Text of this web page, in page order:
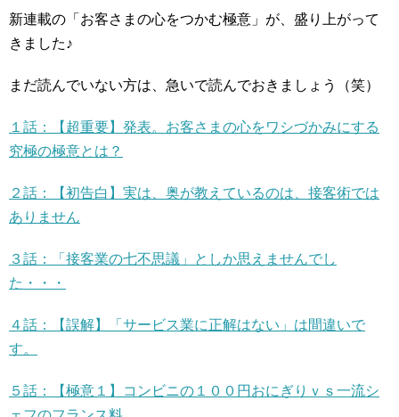
新連載の「お客さまの心をつかむ極意」が、盛り上がって
きました♪
まだ読んでいない方は、急いで読んでおきましょう（笑）
１話：【超重要】発表。お客さまの心をワシづかみにする
究極の極意とは？
２話：【初告白】実は、奥が教えているのは、接客術では
ありません
３話：「接客業の七不思議」としか思えませんでし
た・・・
４話：【誤解】「サービス業に正解はない」は間違いで
す。
５話：【極意１】コンビニの１００円おにぎりｖｓ一流シ